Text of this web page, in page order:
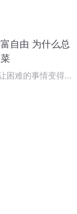
自由 为什么总
困难的事情变得